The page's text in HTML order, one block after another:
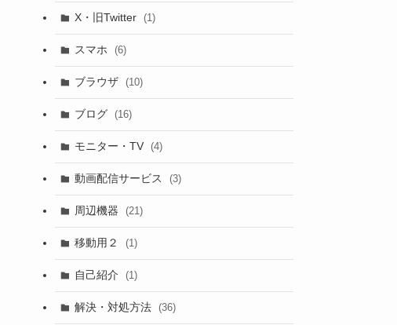
X・旧Twitter (1)
スマホ (6)
ブラウザ (10)
ブログ (16)
モニター・TV (4)
動画配信サービス (3)
周辺機器 (21)
移動用２ (1)
自己紹介 (1)
解決・対処方法 (36)